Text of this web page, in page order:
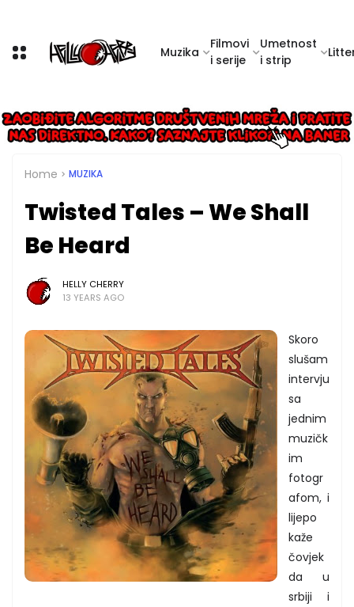
Muzika
Filmovi
i serije
Umetnost
i strip
Home MUZIKA
Twisted Tales – We Shall
Be Heard
HELLY CHERRY
13 YEARS AGO
Skoro
slušam
intervju
sa
jednim
muzičk
im
fotogr
afom, i
lijepo
kaže
čovjek
da u
srbiji i